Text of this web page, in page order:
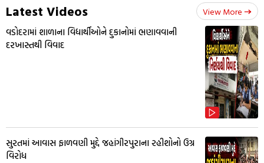
Latest Videos View More
વડોદરામાં શાળાના વિદ્યાર્થીઓને દુકાનોમાં ભણાવવાની
દરખાસ્તથી વિવાદ
સુરતમાં આવાસ ફાળવણી મુદ્દે જહાંગીરપુરાના રહીશોનો ઉગ્ર
વિરોધ